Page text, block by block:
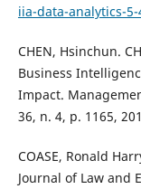
iia-data-analytics-
CHEN, Hsinchun.
Business
Impact.
36, n. 4, p. 1165,
COASE, Ronald
Journal of Law and